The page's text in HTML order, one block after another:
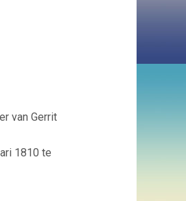
van Gerrit
1810 te